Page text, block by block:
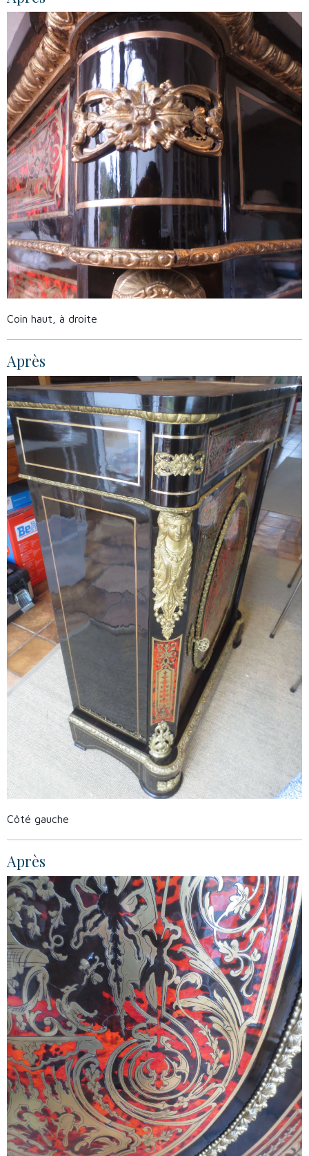
Coin haut, à droite
Après
Côté gauche
Après